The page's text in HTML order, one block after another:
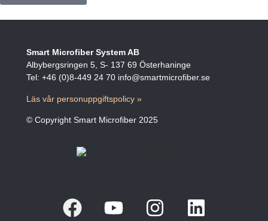
Smart Microfiber System AB
Albybergsringen 5, S- 137 69 Österhaninge
Tel: +46 (0)8-449 24 70 info@smartmicrofiber.se
Läs vår personuppgiftspolicy »
© Copyright Smart Microfiber 2025